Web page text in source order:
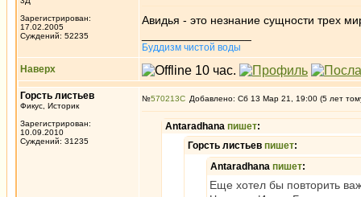
Зарегистрирован:
17.02.2005
Суждений: 52235
Авидья - это незнание сущности трех
Буддизм чистой воды
Наверх
Горсть листьев
Фикус, Историк
Зарегистрирован:
10.09.2010
Суждений: 31235
№570213 Добавлено: Сб 13 Мар 21, 19:00 (5 лет
Antaradhana пишет:
Горсть листьев пишет:
Antaradhana пишет:
Еще хотел бы повторить